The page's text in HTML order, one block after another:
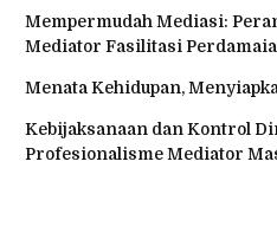
Mempermudah Mediasi:
Mediator Fasilitasi
Menata Kehidupan,
Kebijaksanaan dan Kontrol
Profesionalisme Mediator